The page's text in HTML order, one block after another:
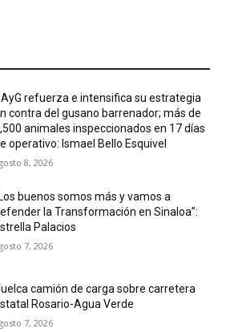
refuerza e intensifica su estrategia
contra del gusano barrenador; más de
animales inspeccionados en 17 días
operativo: Ismael Bello Esquivel
8, 2026
buenos somos más y vamos a
la Transformación en Sinaloa”:
Palacios
7, 2026
camión de carga sobre carretera
Rosario-Agua Verde
7, 2026